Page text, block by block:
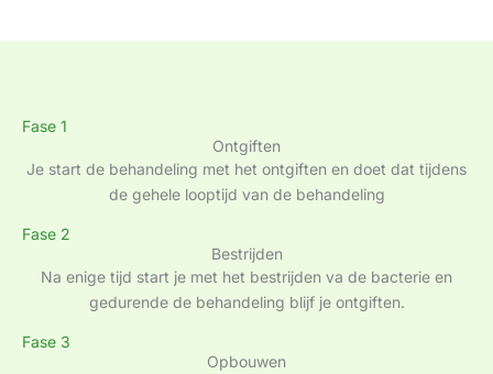
Fase 1
Ontgiften
Je start de behandeling met het ontgiften en doet dat tijdens
de gehele looptijd van de behandeling
Fase 2
Bestrijden
Na enige tijd start je met het bestrijden va de bacterie en
gedurende de behandeling blijf je ontgiften.
Fase 3
Opbouwen